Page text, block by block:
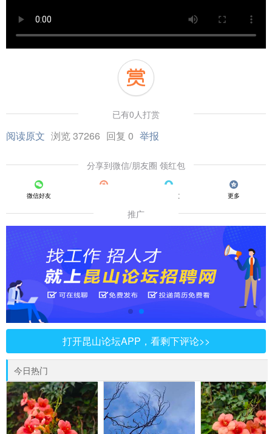
已有0人打赏
阅读原文 浏览 37266 回复 0 举报
分享到微信/朋友圈 领红包
微信好友 QQ好友 更多
推广
打开昆山论坛APP，看剩下评论>>
今日热门